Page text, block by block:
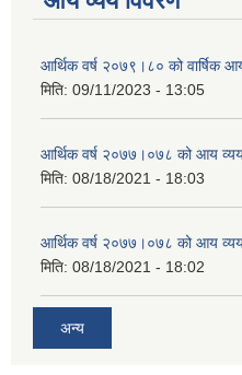
आर्थिक वर्ष २०७९।८० को वार्षिक
मिति: 09/11/2023 - 13:05
आर्थिक वर्ष २०७७।०७८ को आय
मिति: 08/18/2021 - 18:03
आर्थिक वर्ष २०७७।०७८ को आय
मिति: 08/18/2021 - 18:02
अन्य